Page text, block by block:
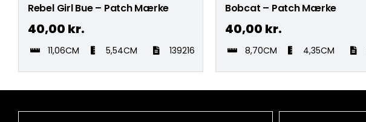
Rebel Girl Bue – Patch Mærke
40,00 kr.
11,06CM 5,54CM 139216
Bobcat – Patch Mærke
40,00 kr.
8,70CM 4,35CM